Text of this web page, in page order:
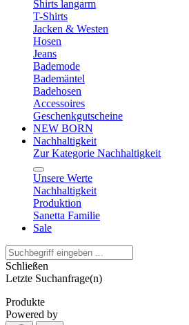
Shirts langarm
T-Shirts
Jacken & Westen
Hosen
Jeans
Bademode
Bademäntel
Badehosen
Accessoires
Geschenkgutscheine
NEW BORN
Nachhaltigkeit
Zur Kategorie Nachhaltigkeit
Unsere Werte
Nachhaltigkeit
Produktion
Sanetta Familie
Sale
Schließen
Letzte Suchanfrage(n)
Produkte
Powered by